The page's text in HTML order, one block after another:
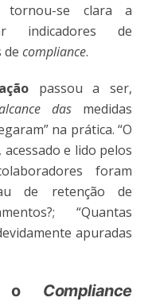
se clara a
indicadores de
de compliance.
passou a ser,
das medidas
na prática. “O
e lido pelos
foram
de retenção de
“Quantas
apuradas
o Compliance